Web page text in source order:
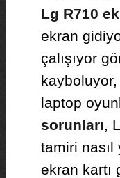
Lg R710
ekran
çalışıyor
laptop
sorunları,
tamiri nasıl
ekran kartı